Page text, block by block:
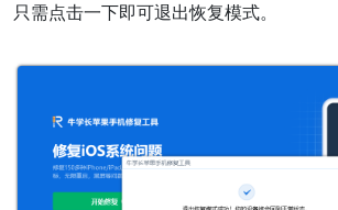
只需点击一下即可退出恢复模式。